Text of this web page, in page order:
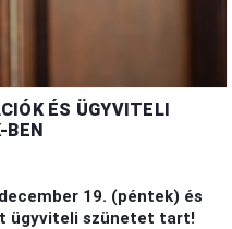
ÉS ÜGYVITELI
BEN
19. (péntek) és
ügyviteli szünetet tart!